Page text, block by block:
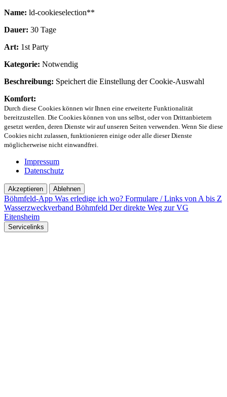
Name: ld-cookieselection**
Dauer: 30 Tage
Art: 1st Party
Kategorie: Notwendig
Beschreibung: Speichert die Einstellung der Cookie-Auswahl
Komfort:
Durch diese Cookies können wir Ihnen eine erweiterte Funktionalität
bereitzustellen. Die Cookies können von uns selbst, oder von Drittanbietern
gesetzt werden, deren Dienste wir auf unseren Seiten verwenden. Wenn Sie diese
Cookies nicht zulassen, funktionieren einige oder alle dieser Dienste
möglicherweise nicht einwandfrei.
Impressum
Datenschutz
Akzeptieren Ablehnen
Böhmfeld-App Was erledige ich wo? Formulare / Links von A bis Z
Wasserzweckverband Böhmfeld Der direkte Weg zur VG
Eitensheim
Servicelinks